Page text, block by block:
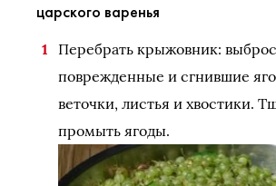
царского варенья
Перебрать крыжовник:
поврежденные и сгнившие
веточки, листья и хвостики.
промыть ягоды.